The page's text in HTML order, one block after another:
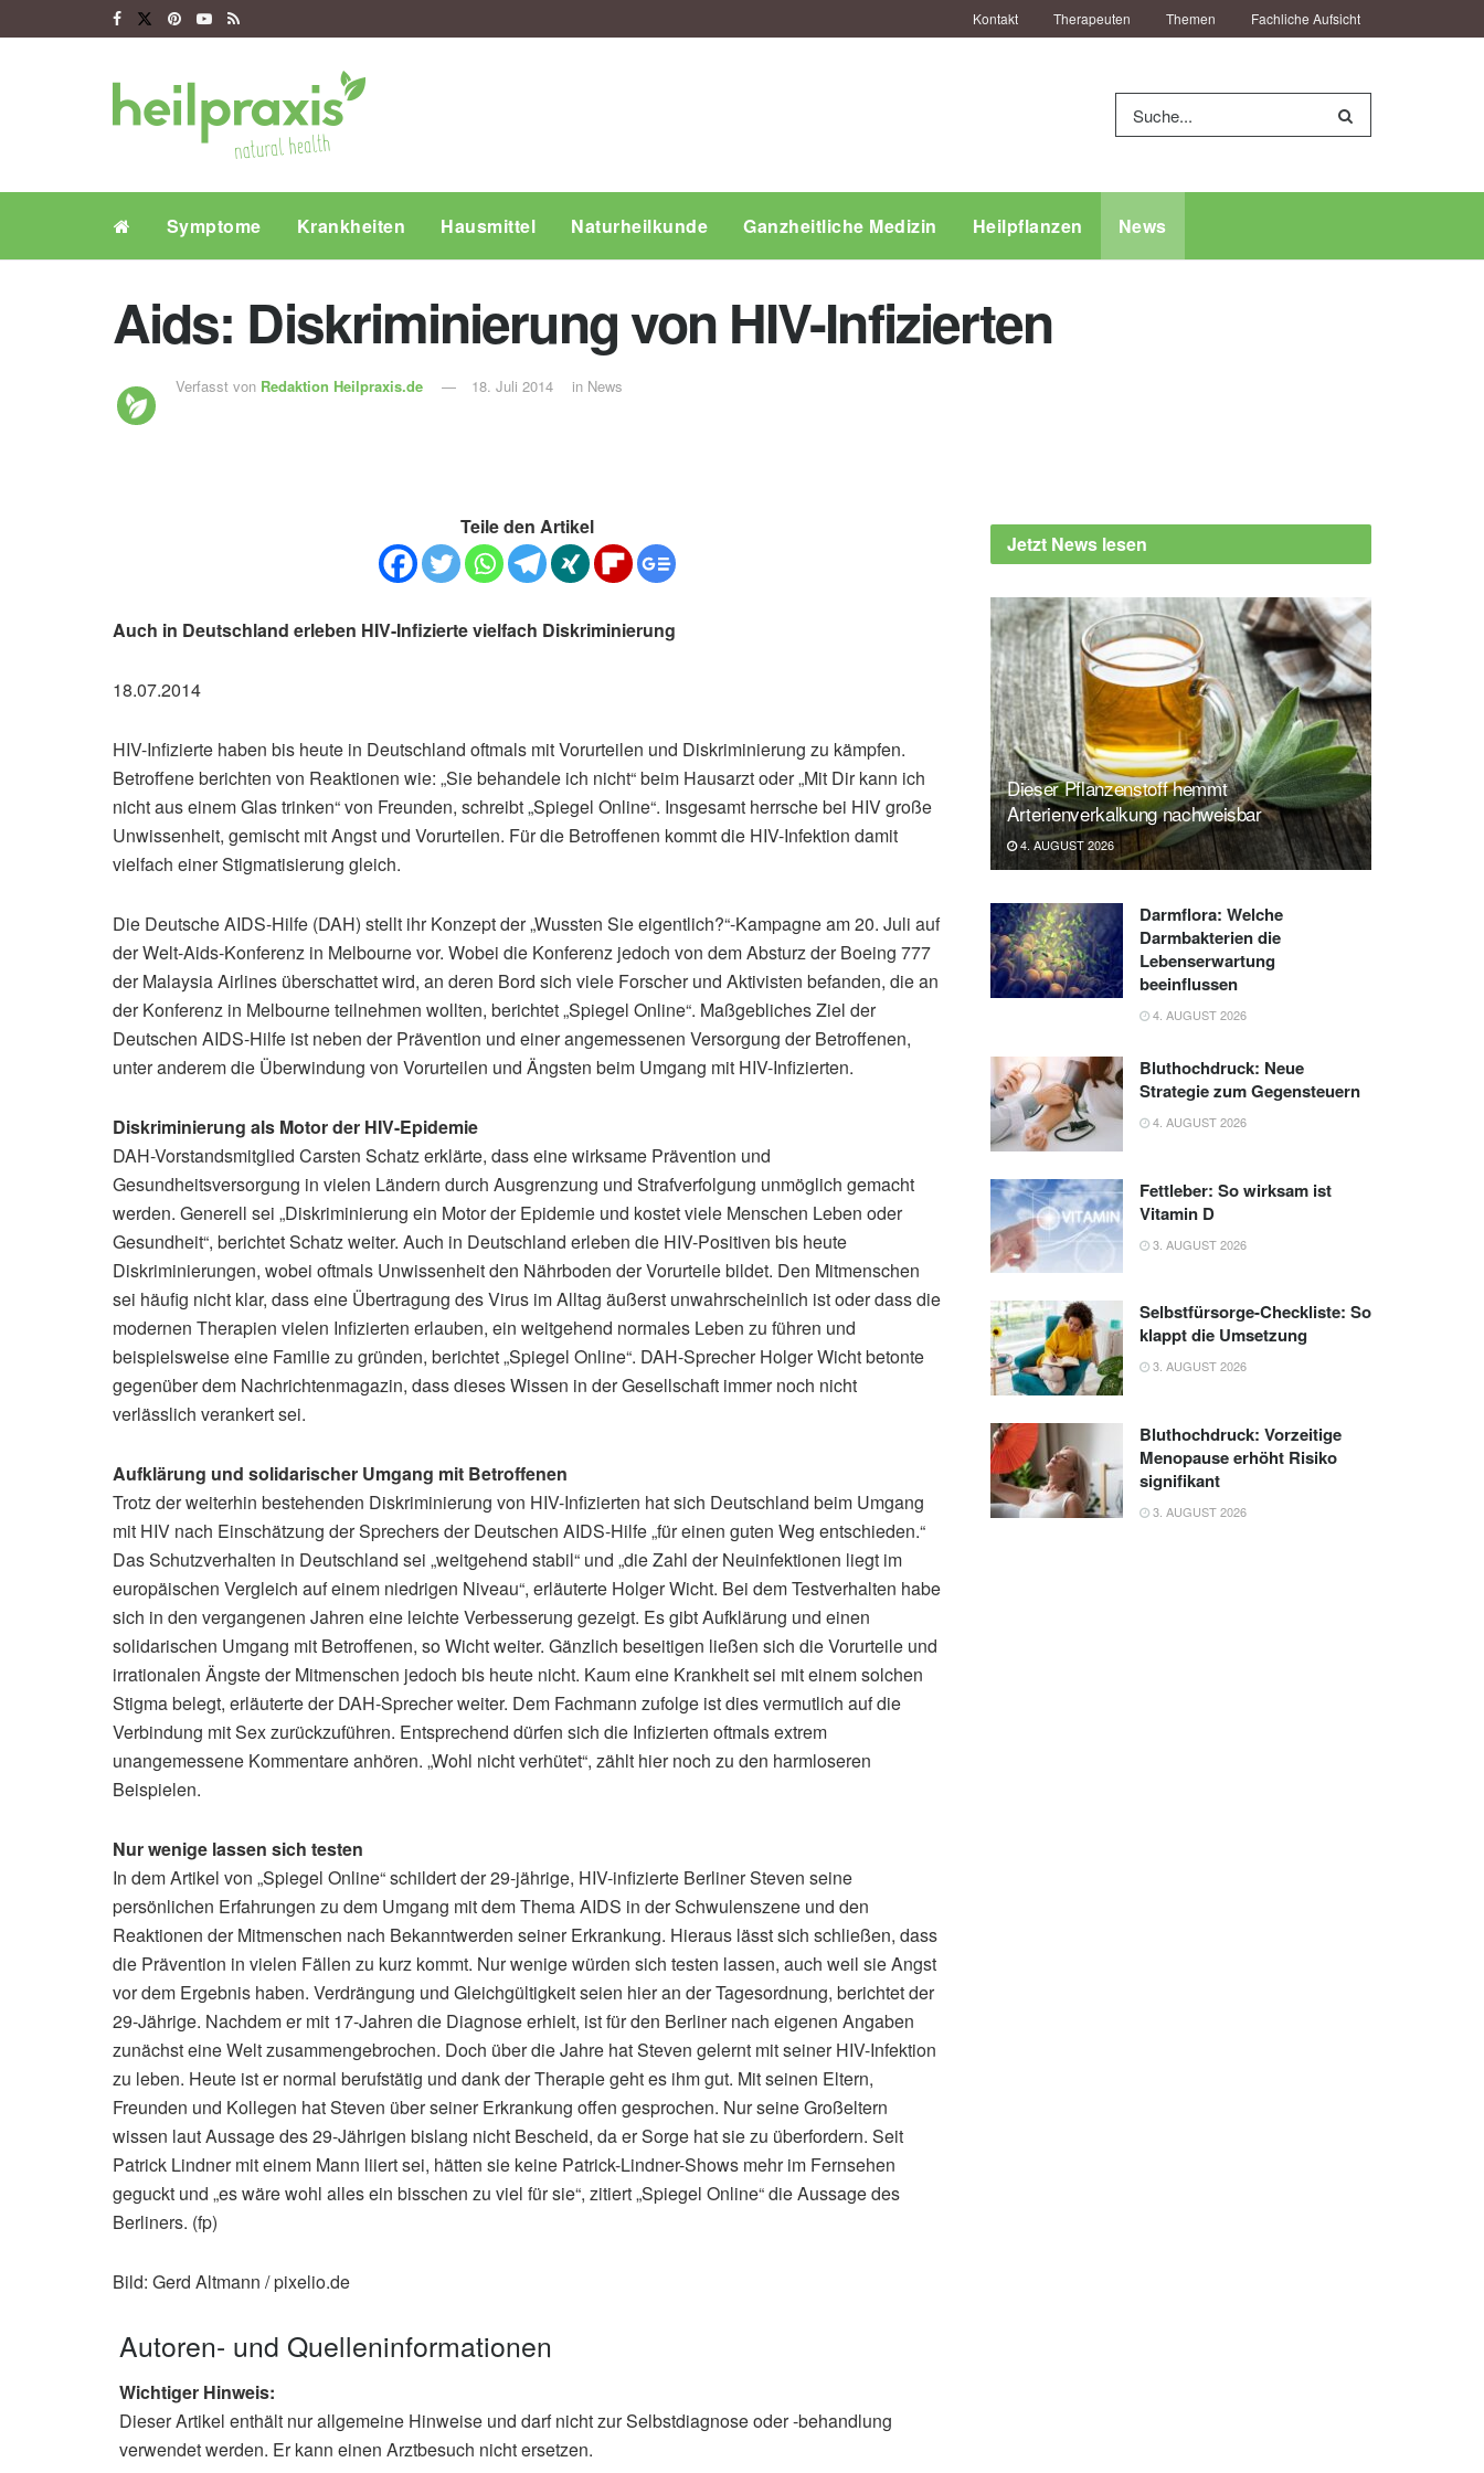
Kontakt Therapeuten Themen Fachliche Aufsicht
Symptome Krankheiten Hausmittel Naturheilkunde Ganzheitliche Medizin Heilpflanzen News
Aids: Diskriminierung von HIV-Infizierten
Verfasst von Redaktion Heilpraxis.de 18. Juli 2014 in News
Teile den Artikel
Auch in Deutschland erleben HIV-Infizierte vielfach Diskriminierung
18.07.2014
HIV-Infizierte haben bis heute in Deutschland oftmals mit Vorurteilen und Diskriminierung zu kämpfen.
Betroffene berichten von Reaktionen wie: „Sie behandele ich nicht“ beim Hausarzt oder „Mit Dir kann ich
nicht aus einem Glas trinken“ von Freunden, schreibt „Spiegel Online“. Insgesamt herrsche bei HIV große
Unwissenheit, gemischt mit Angst und Vorurteilen. Für die Betroffenen kommt die HIV-Infektion damit
vielfach einer Stigmatisierung gleich.
Die Deutsche AIDS-Hilfe (DAH) stellt ihr Konzept der „Wussten Sie eigentlich?“-Kampagne am 20. Juli auf
der Welt-Aids-Konferenz in Melbourne vor. Wobei die Konferenz jedoch von dem Absturz der Boeing 777
der Malaysia Airlines überschattet wird, an deren Bord sich viele Forscher und Aktivisten befanden, die an
der Konferenz in Melbourne teilnehmen wollten, berichtet „Spiegel Online“. Maßgebliches Ziel der
Deutschen AIDS-Hilfe ist neben der Prävention und einer angemessenen Versorgung der Betroffenen,
unter anderem die Überwindung von Vorurteilen und Ängsten beim Umgang mit HIV-Infizierten.
Diskriminierung als Motor der HIV-Epidemie
DAH-Vorstandsmitglied Carsten Schatz erklärte, dass eine wirksame Prävention und
Gesundheitsversorgung in vielen Ländern durch Ausgrenzung und Strafverfolgung unmöglich gemacht
werden. Generell sei „Diskriminierung ein Motor der Epidemie und kostet viele Menschen Leben oder
Gesundheit“, berichtet Schatz weiter. Auch in Deutschland erleben die HIV-Positiven bis heute
Diskriminierungen, wobei oftmals Unwissenheit den Nährboden der Vorurteile bildet. Den Mitmenschen
sei häufig nicht klar, dass eine Übertragung des Virus im Alltag äußerst unwahrscheinlich ist oder dass die
modernen Therapien vielen Infizierten erlauben, ein weitgehend normales Leben zu führen und
beispielsweise eine Familie zu gründen, berichtet „Spiegel Online“. DAH-Sprecher Holger Wicht betonte
gegenüber dem Nachrichtenmagazin, dass dieses Wissen in der Gesellschaft immer noch nicht
verlässlich verankert sei.
Aufklärung und solidarischer Umgang mit Betroffenen
Trotz der weiterhin bestehenden Diskriminierung von HIV-Infizierten hat sich Deutschland beim Umgang
mit HIV nach Einschätzung der Sprechers der Deutschen AIDS-Hilfe „für einen guten Weg entschieden.“
Das Schutzverhalten in Deutschland sei „weitgehend stabil“ und „die Zahl der Neuinfektionen liegt im
europäischen Vergleich auf einem niedrigen Niveau“, erläuterte Holger Wicht. Bei dem Testverhalten habe
sich in den vergangenen Jahren eine leichte Verbesserung gezeigt. Es gibt Aufklärung und einen
solidarischen Umgang mit Betroffenen, so Wicht weiter. Gänzlich beseitigen ließen sich die Vorurteile und
irrationalen Ängste der Mitmenschen jedoch bis heute nicht. Kaum eine Krankheit sei mit einem solchen
Stigma belegt, erläuterte der DAH-Sprecher weiter. Dem Fachmann zufolge ist dies vermutlich auf die
Verbindung mit Sex zurückzuführen. Entsprechend dürfen sich die Infizierten oftmals extrem
unangemessene Kommentare anhören. „Wohl nicht verhütet“, zählt hier noch zu den harmloseren
Beispielen.
Nur wenige lassen sich testen
In dem Artikel von „Spiegel Online“ schildert der 29-jährige, HIV-infizierte Berliner Steven seine
persönlichen Erfahrungen zu dem Umgang mit dem Thema AIDS in der Schwulenszene und den
Reaktionen der Mitmenschen nach Bekanntwerden seiner Erkrankung. Hieraus lässt sich schließen, dass
die Prävention in vielen Fällen zu kurz kommt. Nur wenige würden sich testen lassen, auch weil sie Angst
vor dem Ergebnis haben. Verdrängung und Gleichgültigkeit seien hier an der Tagesordnung, berichtet der
29-Jährige. Nachdem er mit 17-Jahren die Diagnose erhielt, ist für den Berliner nach eigenen Angaben
zunächst eine Welt zusammengebrochen. Doch über die Jahre hat Steven gelernt mit seiner HIV-Infektion
zu leben. Heute ist er normal berufstätig und dank der Therapie geht es ihm gut. Mit seinen Eltern,
Freunden und Kollegen hat Steven über seiner Erkrankung offen gesprochen. Nur seine Großeltern
wissen laut Aussage des 29-Jährigen bislang nicht Bescheid, da er Sorge hat sie zu überfordern. Seit
Patrick Lindner mit einem Mann liiert sei, hätten sie keine Patrick-Lindner-Shows mehr im Fernsehen
geguckt und „es wäre wohl alles ein bisschen zu viel für sie“, zitiert „Spiegel Online“ die Aussage des
Berliners. (fp)
Bild: Gerd Altmann / pixelio.de
Autoren- und Quelleninformationen
Wichtiger Hinweis:
Dieser Artikel enthält nur allgemeine Hinweise und darf nicht zur Selbstdiagnose oder -behandlung
verwendet werden. Er kann einen Arztbesuch nicht ersetzen.
Jetzt News lesen
Dieser Pflanzenstoff hemmt
Arterienverkalkung nachweisbar
4. AUGUST 2026
Darmflora: Welche
Darmbakterien die
Lebenserwartung
beeinflussen
4. AUGUST 2026
Bluthochdruck: Neue
Strategie zum Gegensteuern
4. AUGUST 2026
Fettleber: So wirksam ist
Vitamin D
3. AUGUST 2026
Selbstfürsorge-Checkliste: So
klappt die Umsetzung
3. AUGUST 2026
Bluthochdruck: Vorzeitige
Menopause erhöht Risiko
signifikant
3. AUGUST 2026